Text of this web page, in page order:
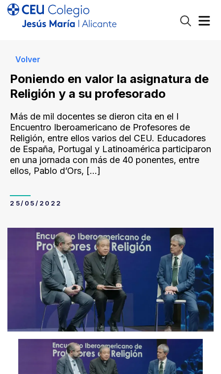
Volver
Poniendo en valor la asignatura de
Religión y a su profesorado
Más de mil docentes se dieron cita en el I
Encuentro Iberoamericano de Profesores de
Religión, entre ellos varios del CEU. Educadores
de España, Portugal y Latinoamérica participaron
en una jornada con más de 40 ponentes, entre
ellos, Pablo d’Ors, […]
25/05/2022